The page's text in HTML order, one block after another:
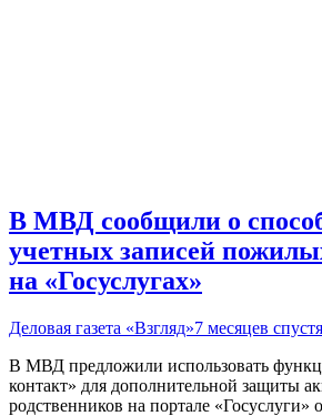
В МВД сообщили о
учетных записей
на «Госуслугах»
Деловая газета «Взгляд»7 месяцев спустя
В МВД предложили использовать
контакт» для дополнительной защиты
родственников на портале